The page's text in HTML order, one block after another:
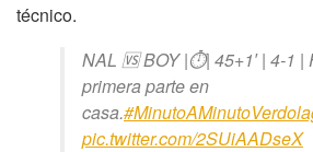
técnico.
NAL 🆚 BOY |⏱️| 45+1′ | 4-1 |
primera parte en
casa.
pic.twitter.com/2SUiAADseX